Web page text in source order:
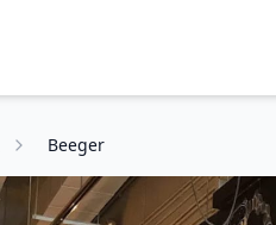
Beeger